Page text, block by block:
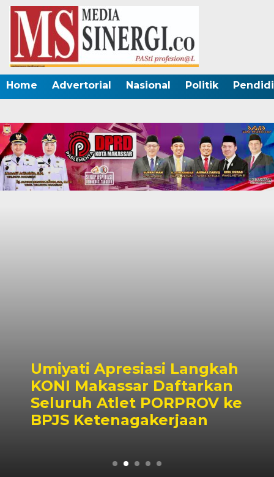
Home Advertorial Nasional Politik
ke
Bapenda
Surplus Rp130
Realisasi
Tembus 49